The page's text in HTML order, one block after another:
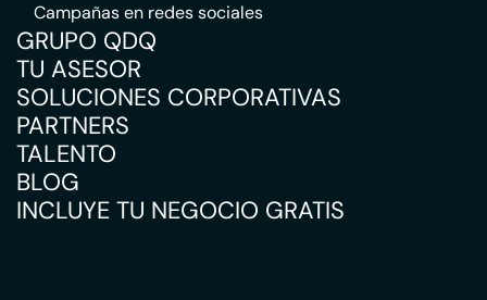
Campañas en redes sociales
GRUPO QDQ
TU ASESOR
SOLUCIONES CORPORATIVAS
PARTNERS
TALENTO
BLOG
INCLUYE TU NEGOCIO GRATIS